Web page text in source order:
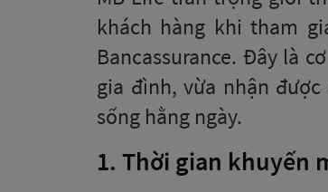
khách hàng khi tham
Bancassurance. Đây là
gia đình, vừa nhận
sống hằng ngày.
1. Thời gian khuyến